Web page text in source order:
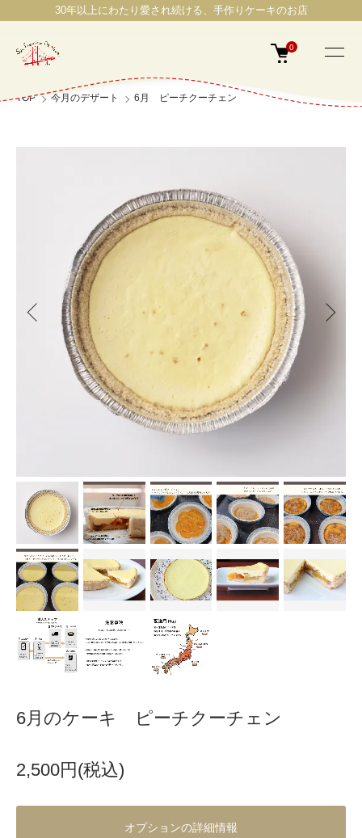
30年以上にわたり愛され続ける、手作りケーキのお店
0
TOP 今月のデザート 6月 ピーチクーチェン
6月のケーキ ピーチクーチェン
2,500円(税込)
オプションの詳細情報